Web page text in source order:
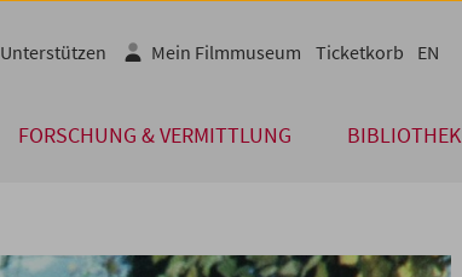
FORSCHUNG & VERMITTLUNG BIBLIOTHEK
Unterstützen Mein Filmmuseum Ticketkorb EN